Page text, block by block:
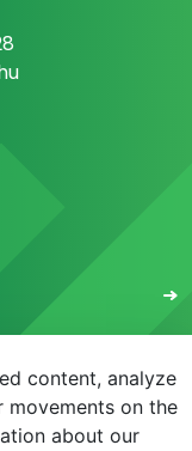
E-learning
content, analyze
movements on the
about our